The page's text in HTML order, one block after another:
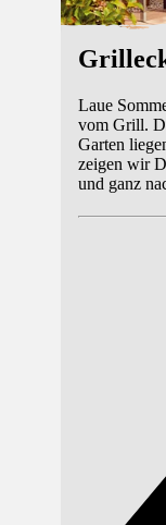
Laue
vom Grill.
Garten
zeigen wir
und ganz